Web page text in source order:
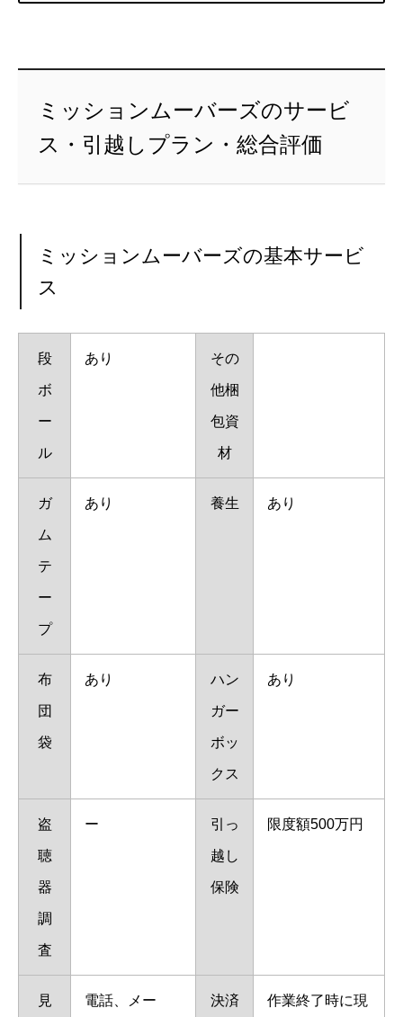
ミッションムーバーズのサービ
ス・引越しプラン・総合評価
ミッションムーバーズの基本サービ
ス
段
ボ
ー
ル
あり その
他梱
包資
材
ガ
ム
テ
ー
プ
あり 養生 あり
布
団
袋
あり ハン
ガー
ボッ
クス
あり
盗
聴
器
調
査
ー 引っ
越し
保険
限度額500万円
見 電話、メー 決済 作業終了時に現